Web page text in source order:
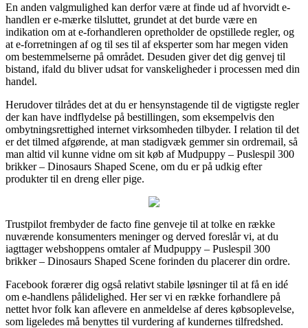
En anden valgmulighed kan derfor være at finde ud af hvorvidt e-
handlen er e-mærke tilsluttet, grundet at det burde være en
indikation om at e-forhandleren opretholder de opstillede regler, og
at e-forretningen af og til ses til af eksperter som har megen viden
om bestemmelserne på området. Desuden giver det dig genvej til
bistand, ifald du bliver udsat for vanskeligheder i processen med din
handel.
Herudover tilrådes det at du er hensynstagende til de vigtigste regler
der kan have indflydelse på bestillingen, som eksempelvis den
ombytningsrettighed internet virksomheden tilbyder. I relation til det
er det tilmed afgørende, at man stadigvæk gemmer sin ordremail, så
man altid vil kunne vidne om sit køb af Mudpuppy – Puslespil 300
brikker – Dinosaurs Shaped Scene, om du er på udkig efter
produkter til en dreng eller pige.
Trustpilot frembyder de facto fine genveje til at tolke en række
nuværende konsumenters meninger og derved foreslår vi, at du
iagttager webshoppens omtaler af Mudpuppy – Puslespil 300
brikker – Dinosaurs Shaped Scene forinden du placerer din ordre.
Facebook forærer dig også relativt stabile løsninger til at få en idé
om e-handlens pålidelighed. Her ser vi en række forhandlere på
nettet hvor folk kan aflevere en anmeldelse af deres købsoplevelse,
som ligeledes må benyttes til vurdering af kundernes tilfredshed.